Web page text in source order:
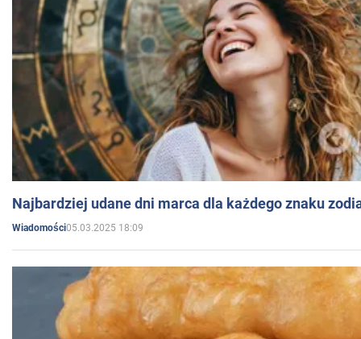
Najbardziej udane dni marca dla każdego znaku
Wiadomości05.03.2025 18:09